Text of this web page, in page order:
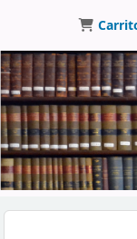
Buscar en el